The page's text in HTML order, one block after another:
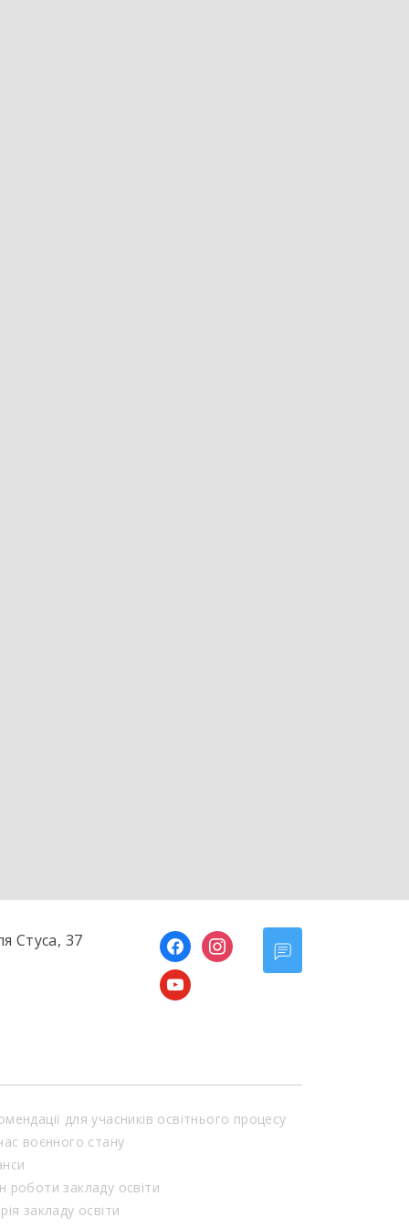
Стуса, 37
facebookinstagram
youtube
для учасників освітнього процесу
воєнного стану
роботи закладу освіти
закладу освіти